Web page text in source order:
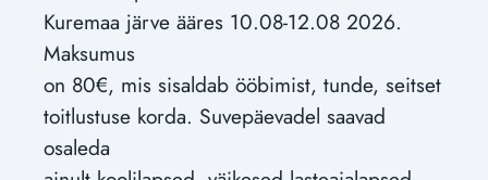
Kuremaa järve ääres 10.08-12.08 2026.
Maksumus
on 80€, mis sisaldab ööbimist, tunde, seitset
toitlustuse korda. Suvepäevadel saavad
osaleda